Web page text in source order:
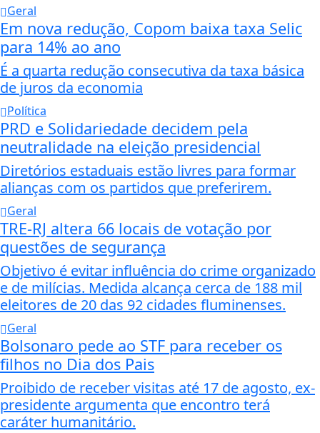
Geral
Em nova redução, Copom baixa taxa Selic
para 14% ao ano
É a quarta redução consecutiva da taxa básica
de juros da economia
Política
PRD e Solidariedade decidem pela
neutralidade na eleição presidencial
Diretórios estaduais estão livres para formar
alianças com os partidos que preferirem.
Geral
TRE-RJ altera 66 locais de votação por
questões de segurança
Objetivo é evitar influência do crime organizado
e de milícias. Medida alcança cerca de 188 mil
eleitores de 20 das 92 cidades fluminenses.
Geral
Bolsonaro pede ao STF para receber os
filhos no Dia dos Pais
Proibido de receber visitas até 17 de agosto, ex-
presidente argumenta que encontro terá
caráter humanitário.